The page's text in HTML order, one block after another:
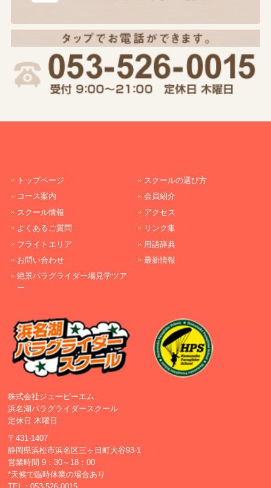
トップページ
コース案内
スクール情報
よくあるご質問
フライトエリア
お問い合わせ
絶景パラグライダー場見学ツア
ー
スクールの選び方
会員紹介
アクセス
リンク集
用語辞典
最新情報
株式会社ジェーピーエム
浜名湖パラグライダースクール
定休日 木曜日
〒431-1407
静岡県浜松市浜名区三ヶ日町大谷93-1
営業時間 9：30～18：00
*天候で臨時休業の場合あり